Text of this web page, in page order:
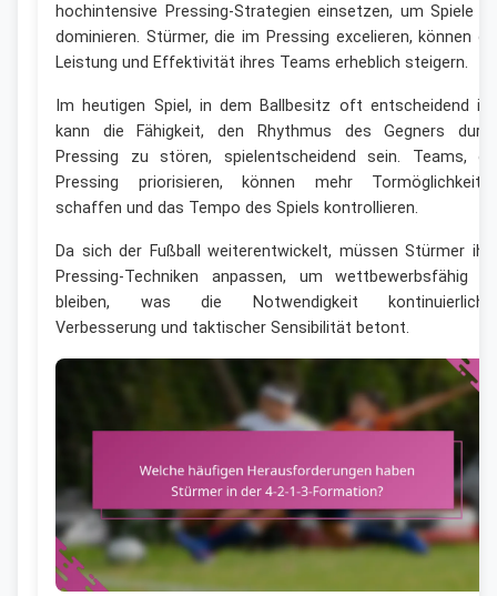
hochintensive Pressing-Strategien einsetzen, um Spiele
dominieren. Stürmer, die im Pressing excelieren, können
Leistung und Effektivität ihres Teams erheblich steigern.
Im heutigen Spiel, in dem Ballbesitz oft entscheidend
kann die Fähigkeit, den Rhythmus des Gegners
Pressing zu stören, spielentscheidend sein. Teams,
Pressing priorisieren, können mehr
schaffen und das Tempo des Spiels kontrollieren.
Da sich der Fußball weiterentwickelt, müssen Stürmer
Pressing-Techniken anpassen, um wettbewerbsfähig
bleiben, was die Notwendigkeit
Verbesserung und taktischer Sensibilität betont.